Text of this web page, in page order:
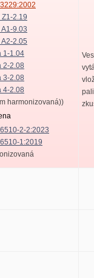
2.19
9.03
2.05
1-1.04
2-2.08
3-2.08
4-2.08
harmonizovaná))
2-2:2023
1:2019